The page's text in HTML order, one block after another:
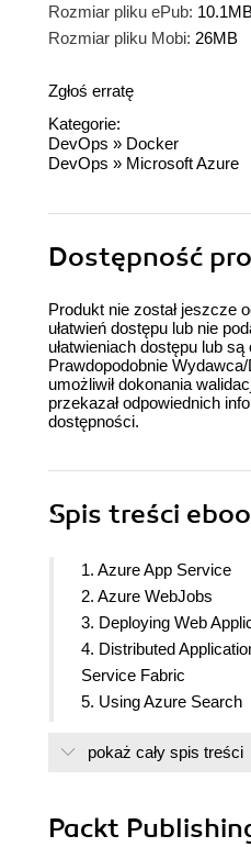
Rozmiar pliku ePub:
Rozmiar pliku Mobi: 26MB
Zgłoś erratę
Kategorie:
DevOps » Docker
DevOps » Microsoft Azure
Dostępność
Produkt nie został jeszcze
ułatwień dostępu lub nie
ułatwieniach dostępu lub
Prawdopodobnie
umożliwił dokonania
przekazał odpowiednich
dostępności.
Spis treści
1. Azure App Service
2. Azure WebJobs
3. Deploying Web
4. Distributed
Service Fabric
5. Using Azure Search
7. Serverless and
9. Swiss Army Knife -
pokaż cały spis treści
Packt